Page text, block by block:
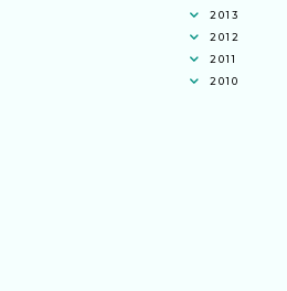
2013
2012
2011
2010